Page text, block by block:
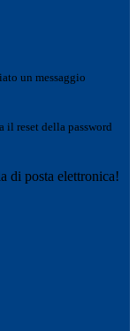
un messaggio
il reset della password
di posta elettronica!